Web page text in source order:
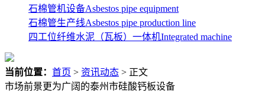
石棉管机设备Asbestos pipe equipment
石棉管生产线Asbestos pipe production line
四工位纤维水泥（瓦板）一体机Integrated machine
当前位置： 首页 > 资讯动态 > 正文
市场前景更为广阔的泰州市硅酸钙板设备